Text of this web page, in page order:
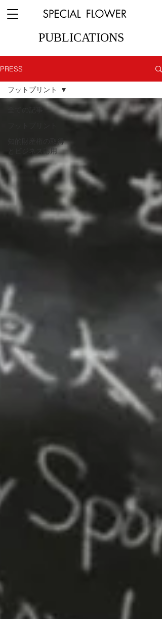
PUBLICATIONS
PRESS
知的財産権の取得
とビジネス応用
フットプリント